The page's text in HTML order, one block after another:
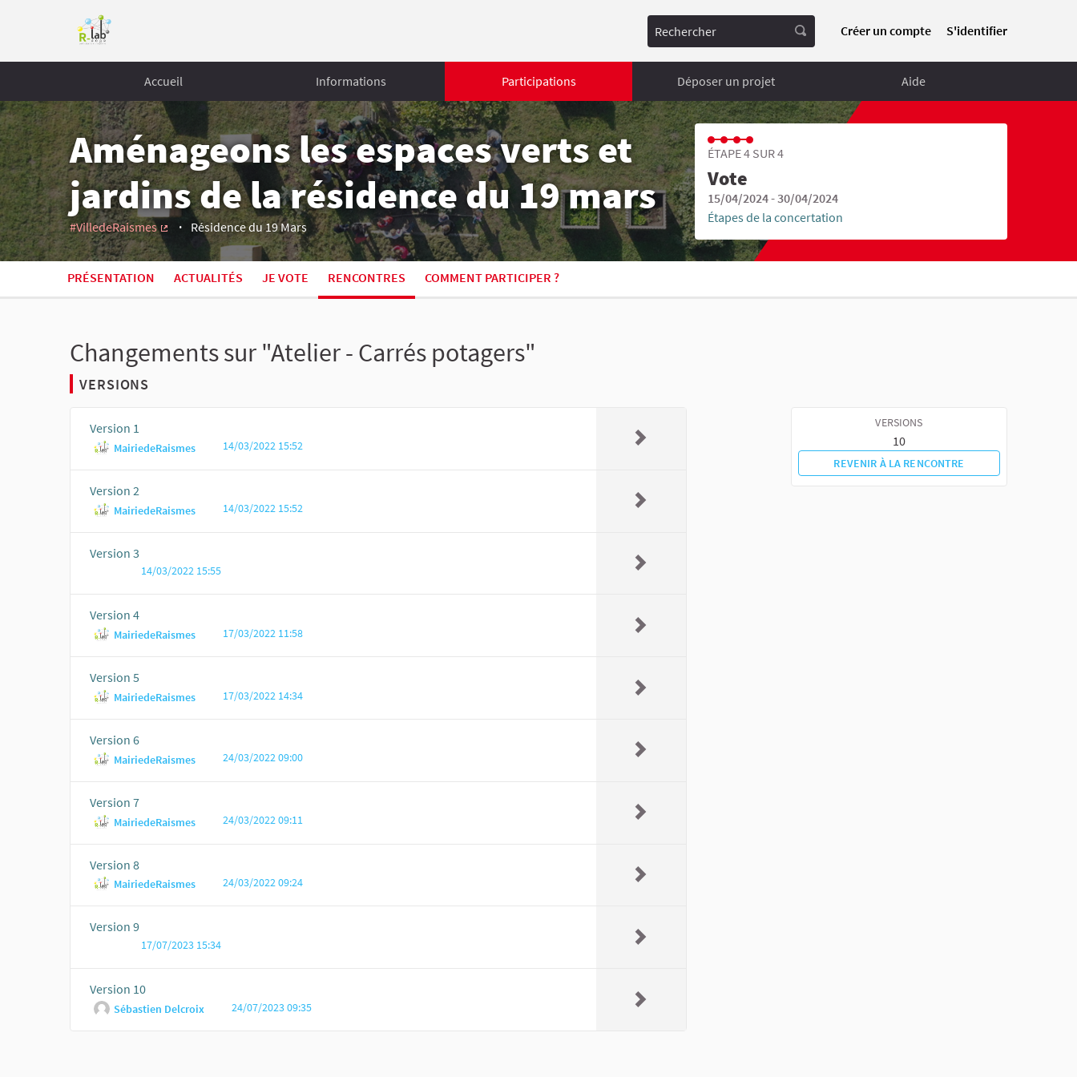
Rechercher Créer un compte S'identifier
Accueil Informations Participations Déposer un projet Aide
Aménageons les espaces verts et
jardins de la résidence du 19 mars
#VilledeRaismes
(Lien externe)
Résidence du 19 Mars
ÉTAPE 4 SUR 4
Vote
15/04/2024 - 30/04/2024
Étapes de la concertation
PRÉSENTATION ACTUALITÉS JE VOTE RENCONTRES COMMENT PARTICIPER ?
Changements sur "Atelier - Carrés potagers"
VERSIONS
Version 1
MairiedeRaismes 14/03/2022 15:52
Version 2
MairiedeRaismes 14/03/2022 15:52
Version 3
14/03/2022 15:55
Version 4
MairiedeRaismes 17/03/2022 11:58
Version 5
MairiedeRaismes 17/03/2022 14:34
Version 6
MairiedeRaismes 24/03/2022 09:00
Version 7
MairiedeRaismes 24/03/2022 09:11
Version 8
MairiedeRaismes 24/03/2022 09:24
Version 9
17/07/2023 15:34
Version 10
Sébastien Delcroix 24/07/2023 09:35
VERSIONS
10
REVENIR À LA RENCONTRE